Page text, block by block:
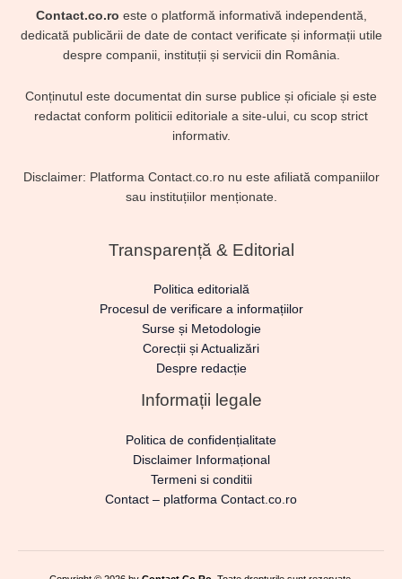
Contact.co.ro este o platformă informativă independentă,
dedicată publicării de date de contact verificate și informații utile
despre companii, instituții și servicii din România.
Conținutul este documentat din surse publice și oficiale și este
redactat conform politicii editoriale a site-ului, cu scop strict
informativ.
Disclaimer: Platforma Contact.co.ro nu este afiliată companiilor
sau instituțiilor menționate.
Transparență & Editorial
Politica editorială
Procesul de verificare a informațiilor
Surse și Metodologie
Corecții și Actualizări
Despre redacție
Informații legale
Politica de confidențialitate
Disclaimer Informațional
Termeni si conditii
Contact – platforma Contact.co.ro